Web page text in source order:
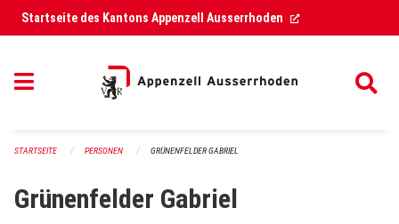
Navigation überspringen
Startseite des Kantons Appenzell Ausserrhoden (External Link)
STARTSEITE PERSONEN GRÜNENFELDER GABRIEL
Grünenfelder Gabriel